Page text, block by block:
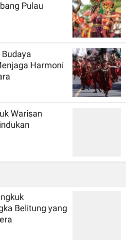
Pulau
Harmoni
Warisan
Belitung yang